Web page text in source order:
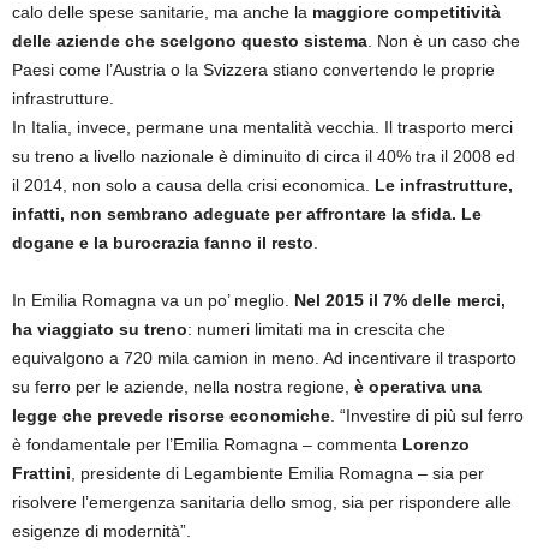
calo delle spese sanitarie, ma anche la maggiore competitività
delle aziende che scelgono questo sistema . Non è un caso che
Paesi come l’Austria o la Svizzera stiano convertendo le proprie
infrastrutture.
In Italia, invece, permane una mentalità vecchia. Il trasporto merci
su treno a livello nazionale è diminuito di circa il 40% tra il 2008 ed
il 2014, non solo a causa della crisi economica.
Le infrastrutture,
infatti, non sembrano adeguate per affrontare la sfida. Le
dogane e la burocrazia fanno il resto
In Emilia Romagna va un po’ meglio. Nel 2015 il 7% delle merci,
ha viaggiato su treno: numeri limitati ma in crescita che
equivalgono a 720 mila camion in meno. Ad incentivare il trasporto
su ferro per le aziende, nella nostra regione, è operativa una
legge che prevede risorse economiche . “Investire di più sul ferro
è fondamentale per l’Emilia Romagna – commenta Lorenzo
Frattini , presidente di Legambiente Emilia Romagna – sia per
risolvere l’emergenza sanitaria dello smog, sia per rispondere alle
esigenze di modernità”.